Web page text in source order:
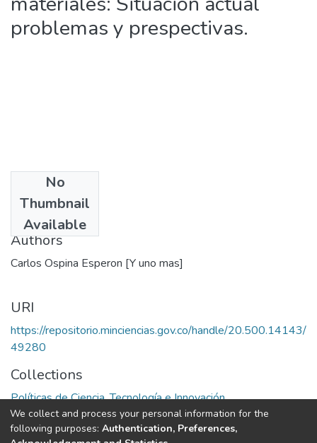
problemas y prespectivas.
No
Thumbnail
Available
1998
Authors
Carlos Ospina Esperon [Y uno mas]
URI
https://repositorio.minciencias.gov.co/handle/20.500.14143/
49280
Collections
Políticas de Ciencia, Tecnología e Innovación
Full item page
We collect and process your personal information for the
following purposes: Authentication, Preferences,